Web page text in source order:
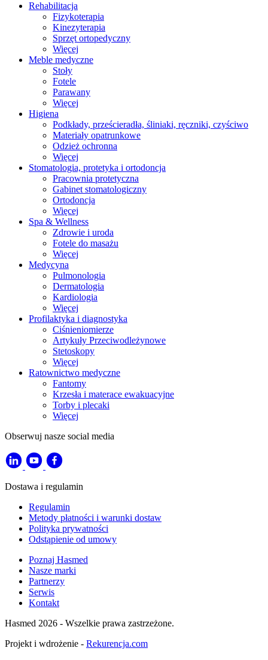
Rehabilitacja
Fizykoterapia
Kinezyterapia
Sprzęt ortopedyczny
Więcej
Meble medyczne
Stoły
Fotele
Parawany
Więcej
Higiena
Podkłady, prześcieradła, śliniaki, ręczniki, czyściwo
Materiały opatrunkowe
Odzież ochronna
Więcej
Stomatologia, protetyka i ortodoncja
Pracownia protetyczna
Gabinet stomatologiczny
Ortodoncja
Więcej
Spa & Wellness
Zdrowie i uroda
Fotele do masażu
Więcej
Medycyna
Pulmonologia
Dermatologia
Kardiologia
Więcej
Profilaktyka i diagnostyka
Ciśnieniomierze
Artykuły Przeciwodleżynowe
Stetoskopy
Więcej
Ratownictwo medyczne
Fantomy
Krzesła i materace ewakuacyjne
Torby i plecaki
Więcej
Obserwuj nasze social media
Dostawa i regulamin
Regulamin
Metody płatności i warunki dostaw
Polityka prywatności
Odstąpienie od umowy
Poznaj Hasmed
Nasze marki
Partnerzy
Serwis
Kontakt
Hasmed 2026 - Wszelkie prawa zastrzeżone.
Projekt i wdrożenie - Rekurencja.com